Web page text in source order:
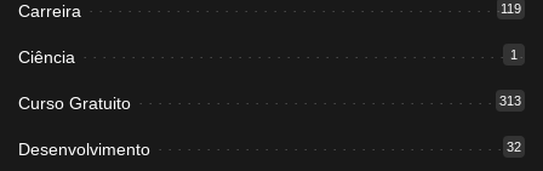
Carreira 119
Ciência 1
Curso Gratuito 313
Desenvolvimento 32